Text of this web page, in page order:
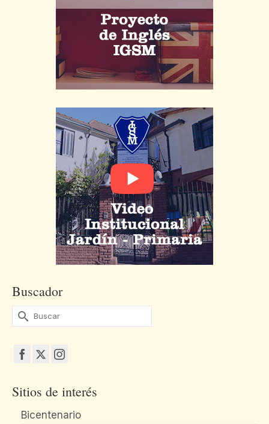
Buscador
Buscar
por:
Sitios de interés
Bicentenario